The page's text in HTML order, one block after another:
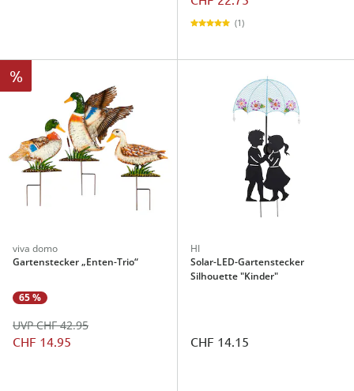
(1)
%
viva domo
Gartenstecker „Enten-Trio“
65 %
CHF 14.95
UVP CHF 42.95
HI
Solar-LED-Gartenstecker
Silhouette "Kinder"
CHF 14.15